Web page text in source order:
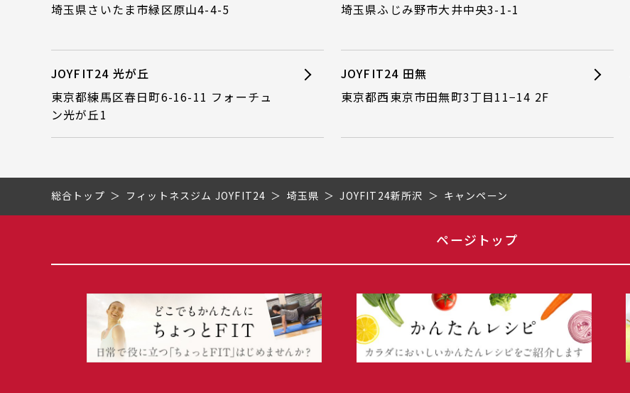
埼玉県さいたま市緑区原山4-4-5
埼玉県ふじみ野市大井中央3-1-1
JOYFIT24 光が丘
東京都練馬区春日町6-16-11 フォーチュ
ン光が丘1
JOYFIT24 田無
東京都西東京市田無町3丁目11−14 2F
総合トップ フィットネスジム JOYFIT24 埼玉県 JOYFIT24新所沢 キャンペーン
ページトップ